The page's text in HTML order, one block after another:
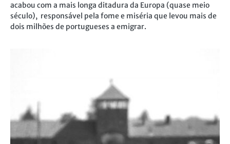
acabou com a mais longa ditadura da Europa (quase meio
século), responsável pela fome e miséria que levou mais de
dois milhões de portugueses a emigrar.